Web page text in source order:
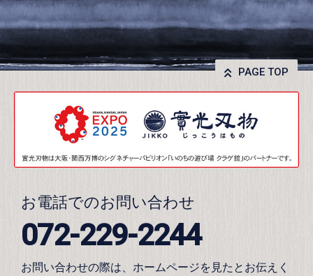
PAGE TOP
お電話でのお問い合わせ
072-229-2244
お問い合わせの際は、ホームページを見たとお伝えく